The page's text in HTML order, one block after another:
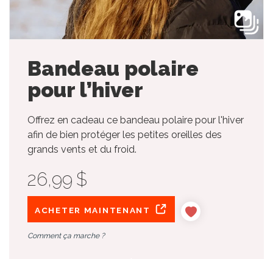
Bandeau polaire
pour l’hiver
Offrez en cadeau ce bandeau polaire pour l'hiver
afin de bien protéger les petites oreilles des
grands vents et du froid.
26,99 $
ACHETER MAINTENANT
Comment ça marche ?